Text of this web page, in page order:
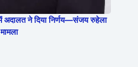
अदालत ने दिया निर्णय—संजय रुहेला